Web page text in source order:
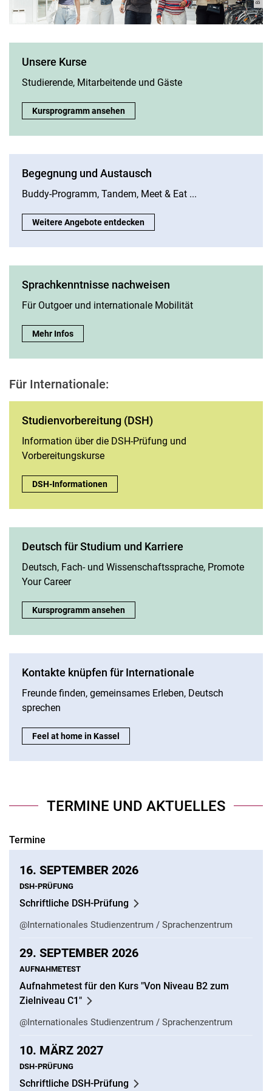
Unsere Kurse
Studierende, Mitarbeitende und Gäste
Unsere Kurse:
Kursprogramm ansehen
Begegnung und Austausch
Buddy-Programm, Tandem, Meet & Eat ...
Begegnung und Austausch:
Weitere Angebote entdecken
Sprachkenntnisse nachweisen
Für Outgoer und internationale Mobilität
Sprachkenntnisse nachweisen:
Mehr Infos
Für Internationale:
Studienvorbereitung (DSH)
Information über die DSH-Prüfung und
Vorbereitungskurse
Studienvorbereitung (DSH):
DSH-Informationen
Deutsch für Studium und Karriere
Deutsch, Fach- und Wissenschaftssprache, Promote
Your Career
Deutsch für Studium und Karriere:
Kursprogramm ansehen
Kontakte knüpfen für Internationale
Freunde finden, gemeinsames Erleben, Deutsch
sprechen
Kontakte knüpfen für Internationale:
Feel at home in Kassel
TERMINE UND AKTUELLES
Termine
16. SEPTEMBER 2026
DSH-PRÜFUNG
Schriftliche DSH-Prüfung
@Internationales Studienzentrum / Sprachenzentrum
29. SEPTEMBER 2026
AUFNAHMETEST
Aufnahmetest für den Kurs "Von Niveau B2 zum
Zielniveau C1"
@Internationales Studienzentrum / Sprachenzentrum
10. MÄRZ 2027
DSH-PRÜFUNG
Schriftliche DSH-Prüfung